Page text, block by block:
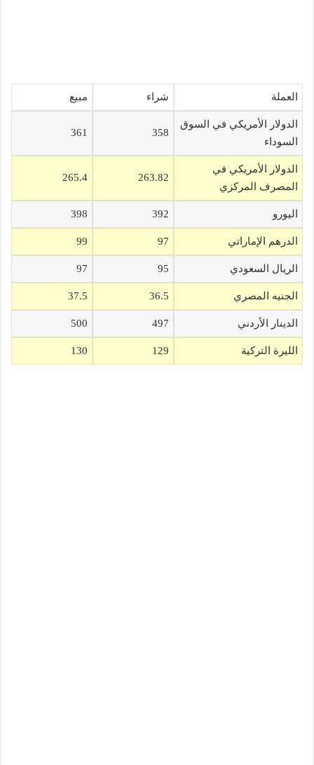
العملة شراء مبيع
الدولار الأمريكي في السوق
السوداء
358
361
الدولار الأمريكي في
المصرف المركزي
263.82
265.4
اليورو 392
398
الدرهم الإماراتي 97
99
الريال السعودي 95
97
الجنيه المصري 36.5
37.5
الدينار الأردني 497
500
الليرة التركية 129
130